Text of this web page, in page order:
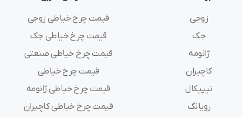
زوجی
جک
ژانومه
کاچیران
تیپیکال
رویانگ
قیمت چرخ خیاطی زوجی
قیمت چرخ خیاطی جک
قیمت چرخ خیاطی صنعتی
قیمت چرخ خیاطی
قیمت چرخ خیاطی ژانومه
قیمت چرخ خیاطی کاچیران